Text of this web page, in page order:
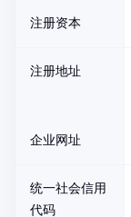
注册资本
注册地址
企业网址
统一社会信用
代码